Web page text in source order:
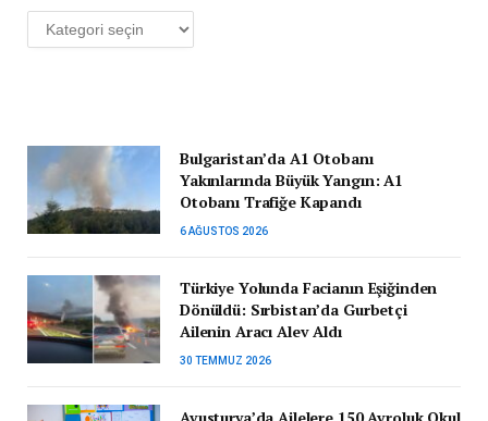
Kategoriler
Bulgaristan’da A1 Otobanı
Yakınlarında Büyük Yangın: A1
Otobanı Trafiğe Kapandı
6 AĞUSTOS 2026
Türkiye Yolunda Facianın Eşiğinden
Dönüldü: Sırbistan’da Gurbetçi
Ailenin Aracı Alev Aldı
30 TEMMUZ 2026